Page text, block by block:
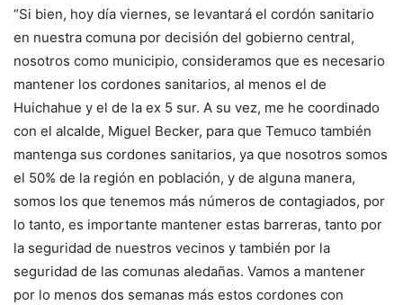
“Si bien, hoy día viernes, se levantará el cordón sanitario
en nuestra comuna por decisión del gobierno central,
nosotros como municipio, consideramos que es necesario
mantener los cordones sanitarios, al menos el de
Huichahue y el de la ex 5 sur. A su vez, me he coordinado
con el alcalde, Miguel Becker, para que Temuco también
mantenga sus cordones sanitarios, ya que nosotros somos
el 50% de la región en población, y de alguna manera,
somos los que tenemos más números de contagiados, por
lo tanto, es importante mantener estas barreras, tanto por
la seguridad de nuestros vecinos y también por la
seguridad de las comunas aledañas. Vamos a mantener
por lo menos dos semanas más estos cordones con